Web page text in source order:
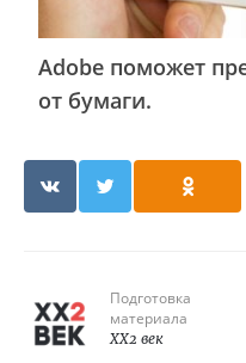
Adobe поможет
от бумаги.
Подготовка
материала
XX2 век